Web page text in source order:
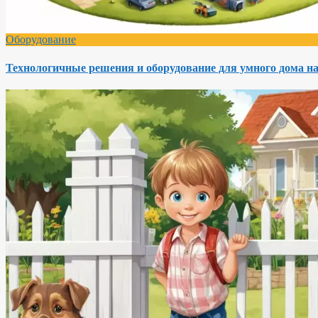
Оборудование
Технологичные решения и оборудование для умного дома